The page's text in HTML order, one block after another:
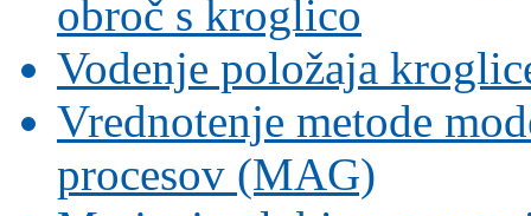
obroč s kroglico
Vodenje položaja
Vrednotenje metode
procesov (MAG)